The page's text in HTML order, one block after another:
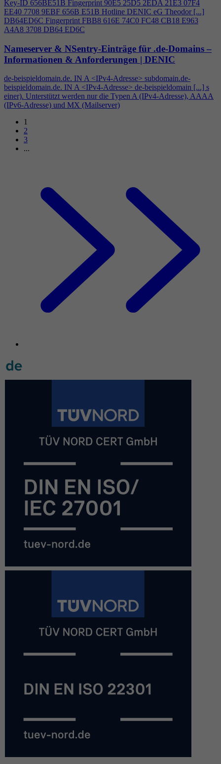
Key-ID 656BE51B Fingerprint 90E5 25D5 2EDA 21E3 07F4
EE40 7708 9EBF 656B E51B Hotline DENIC eG Theodor [...]
DB64ED6C Fingerprint FBB8 616E 74C0 FC48 CB18 E963
A4A8 3708 DB64 ED6C
Nameserver & NSentry-Einträge für .de-Domains –
Informationen & Anforderungen | DENIC
de-beispieldomain.de. IN A <IPv4-Adresse> subdomain.de-
beispieldomain.de. IN A <IPv4-Adresse> de-beispieldomain [...] s
einer). Unterstützt werden nur die Typen A (IPv4-Adresse), AAAA
(IPv6-Adresse) und MX (Mailserver)
1
2
3
...